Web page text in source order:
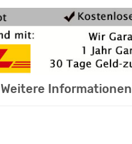
Weitere Informationen